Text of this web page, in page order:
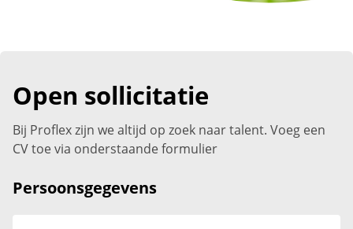
Open sollicitatie
Bij Proflex zijn we altijd op zoek naar talent. Voeg een
CV toe via onderstaande formulier
Persoonsgegevens